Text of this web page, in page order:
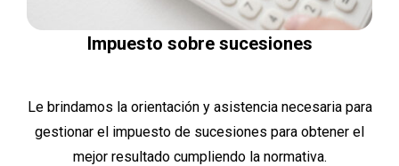
Impuesto sobre sucesiones
Le brindamos la orientación y asistencia necesaria para
gestionar el impuesto de sucesiones para obtener el
mejor resultado cumpliendo la normativa.